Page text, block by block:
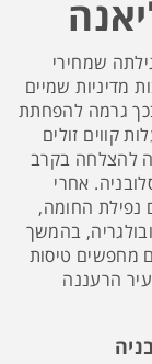
מדורי הכלכלה בקיץ 2015, גילתה שמחירי
מדיניות שמיים
גרמה להפחתת
קווים זולים
להצלחה בקרב
אחרי
נפילת החומה,
בהמשך
מחפשים טיסות
הרעננה